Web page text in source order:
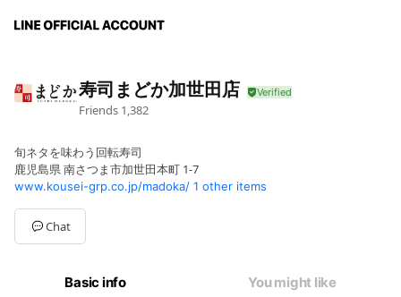
寿司まどか加世田店
Friends 1,382
旬ネタを味わう回転寿司
鹿児島県 南さつま市加世田本町 1-7
www.kousei-grp.co.jp/madoka/ 1 other items
Chat
Basic info You might like